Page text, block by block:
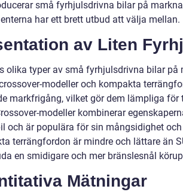
små fyrhjulsdrivna bilar på
har ett brett utbud att välja mellan.
av Liten
olika typer av små fyrhjulsdrivna bilar på
modeller och kompakta
markfrigång, vilket gör dem lämpliga för
modeller kombinerar
och är populära för sin mångsidighet
terrängfordon är mindre och lättare än
en smidigare och mer bränslesnål
Mätningar